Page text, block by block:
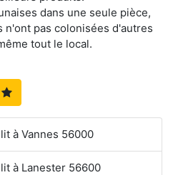
dans une seule pièce,
pas colonisées d'autres
tout le local.
à Vannes 56000
à Lanester 56600